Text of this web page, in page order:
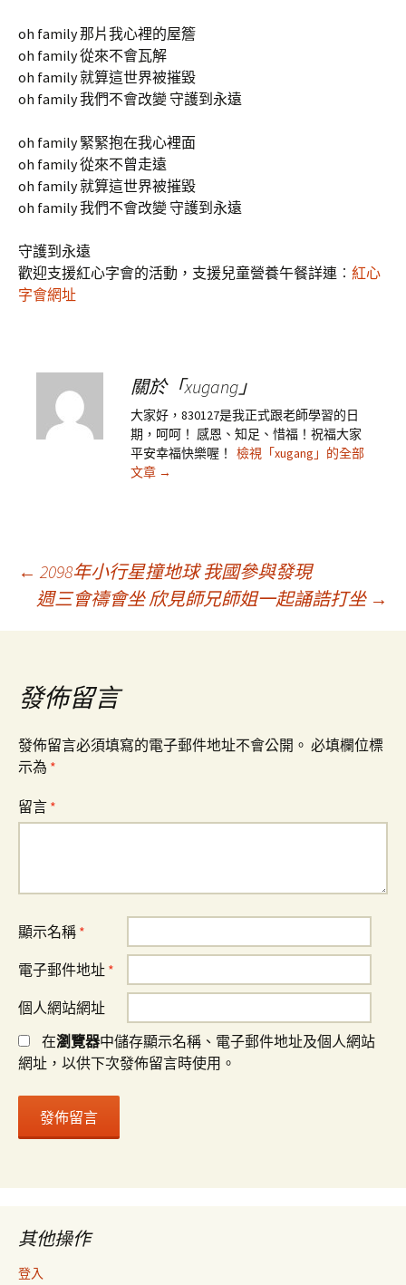
oh family 那片我心裡的屋簷
oh family 從來不會瓦解
oh family 就算這世界被摧毀
oh family 我們不會改變 守護到永遠
oh family 緊緊抱在我心裡面
oh family 從來不曾走遠
oh family 就算這世界被摧毀
oh family 我們不會改變 守護到永遠
守護到永遠
歡迎支援紅心字會的活動，支援兒童營養午餐詳連︰ 紅心
字會網址
關於「xugang」
大家好，830127是我正式跟老師學習的日
期，呵呵！ 感恩、知足、惜福！祝福大家
平安幸福快樂喔！
檢視「xugang」的全部
文章 →
文
章
導
覽
← 2098年小行星撞地球 我國參與發現
週三會禱會坐 欣見師兄師姐一起誦誥打坐 →
發佈留言
發佈留言必須填寫的電子郵件地址不會公開。 必填欄位標
示為 *
留言 *
顯示名稱 *
電子郵件地址 *
個人網站網址
在瀏覽器中儲存顯示名稱、電子郵件地址及個人網站
網址，以供下次發佈留言時使用。
其他操作
登入